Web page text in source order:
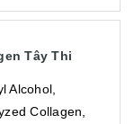
Tây Thi
Alcohol,
Collagen,